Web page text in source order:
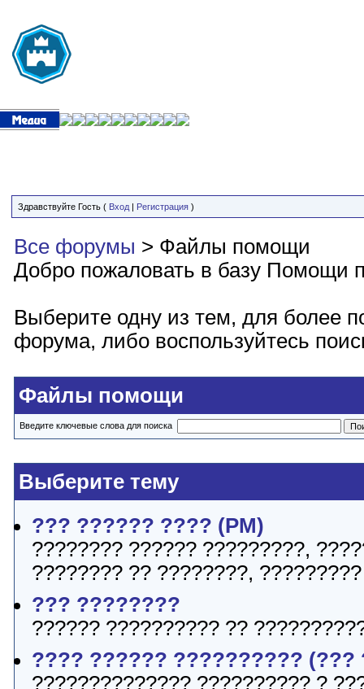
Здравствуйте Гость ( Вход | Регистрация )
Все форумы > Файлы помощи
Добро пожаловать в базу Помощи
Выберите одну из тем, для более
форума, либо воспользуйтесь
Файлы помощи
Введите ключевые слова для поиска
Выберите тему
??? ?????? ???? (PM)
???????? ?????? ?????????,
???????? ?? ????????,
??? ????????
?????? ?????????? ??
???? ?????? ?????????? (???
?????????????? ?????????? ?